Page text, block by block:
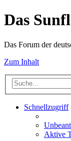
Das
Das Forum der
Zum Inhalt
Schnellzugriff
Aktive